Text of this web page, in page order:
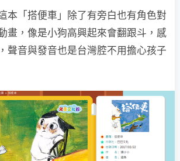
本「搭便車」除了有旁白也有角色對
畫，像是小狗高興起來會翻跟斗，感
聲音與發音也是台灣腔不用擔心孩子